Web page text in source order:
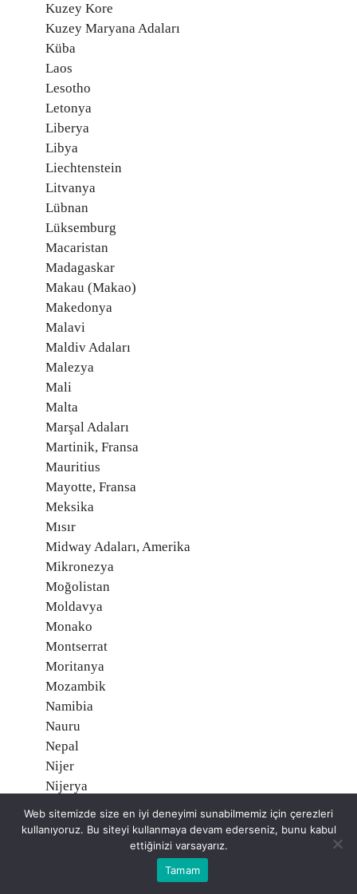
Kuzey Kore
Kuzey Maryana Adaları
Küba
Laos
Lesotho
Letonya
Liberya
Libya
Liechtenstein
Litvanya
Lübnan
Lüksemburg
Macaristan
Madagaskar
Makau (Makao)
Makedonya
Malavi
Maldiv Adaları
Malezya
Mali
Malta
Marşal Adaları
Martinik, Fransa
Mauritius
Mayotte, Fransa
Meksika
Mısır
Midway Adaları, Amerika
Mikronezya
Moğolistan
Moldavya
Monako
Montserrat
Moritanya
Mozambik
Namibia
Nauru
Nepal
Nijer
Nijerya
Nikaragua
Niue, Yeni Zelanda
Orta Afrika Cumhuriyeti
Web sitemizde size en iyi deneyimi sunabilmemiz için çerezleri
kullanıyoruz. Bu siteyi kullanmaya devam ederseniz, bunu kabul
ettiğinizi varsayarız.
Tamam